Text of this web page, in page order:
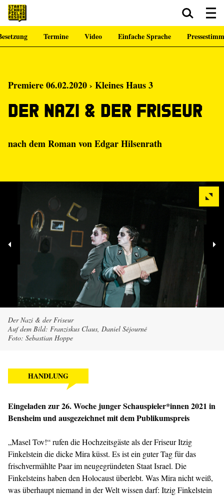
Zum Hauptinhalt springen Zum Footer springen
Termine Video Einfache Sprache
Premiere 06.02.2020 › Kleines Haus 3
Der Nazi & der Friseur
nach dem Roman von Edgar Hilsenrath
Der Nazi & der Friseur
Auf dem Bild: Franziskus Claus, Daniel Séjourné
Foto: Sebastian Hoppe
HANDLUNG
Eingeladen zur 26. Woche junger Schauspieler*innen 2021 in
Bensheim und ausgezeichnet mit dem Publikumspreis
„Masel Tov!“ rufen die Hochzeitsgäste als der Friseur Itzig
Finkelstein die dicke Mira küsst. Es ist ein guter Tag für das
frischvermählte Paar im neugegründeten Staat Israel. Die
Finkelsteins haben den Holocaust überlebt. Was Mira nicht weiß,
was überhaupt niemand in der Welt wissen darf: Itzig Finkelstein